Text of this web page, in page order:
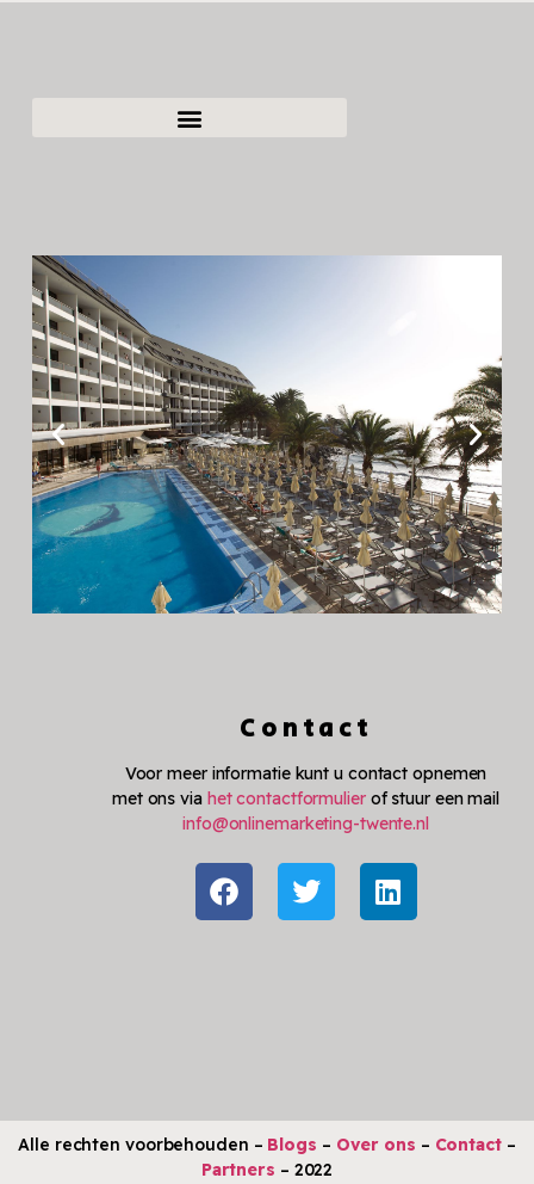
Contact
Voor meer informatie kunt u contact opnemen
met ons via het contactformulierof stuur een mail
info@onlinemarketing-twente.nl
Alle rechten voorbehouden – Blogs – Over ons – Contact –
Partners – 2022